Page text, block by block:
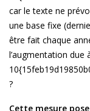
car le texte ne
une base fixe
être fait chaque
l’augmentation due
?
Cette mesure